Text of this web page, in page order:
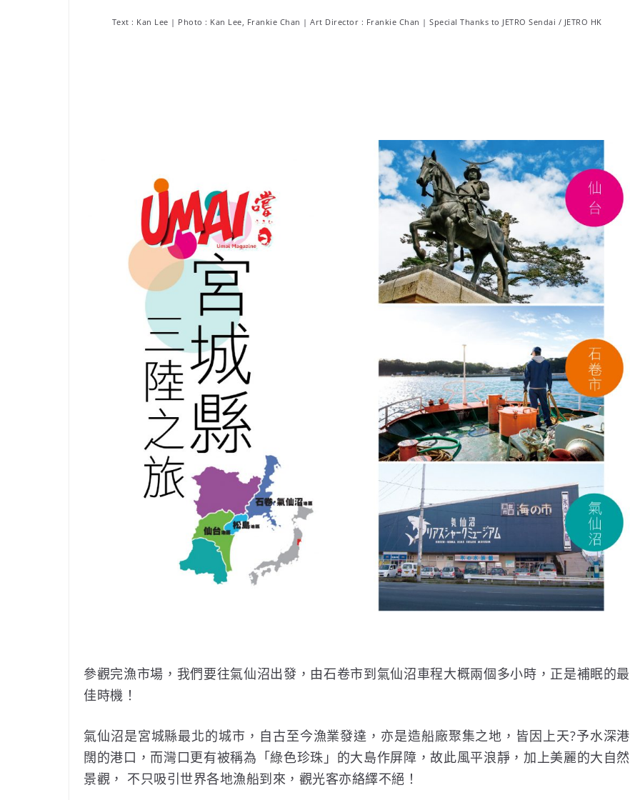
Text : Kan Lee | Photo : Kan Lee, Frankie Chan | Art Director : Frankie Chan | Special Thanks to JETRO Sendai / JETRO HK
參觀完漁市場，我們要往氣仙沼出發，由石卷市到氣仙沼車程大概兩個多小時，正是補眠的最
佳時機！
氣仙沼是宮城縣最北的城市，自古至今漁業發達，亦是造船廠聚集之地，皆因上天?予水深港
闊的港口，而灣口更有被稱為「綠色珍珠」的大島作屏障，故此風平浪靜，加上美麗的大自然
景觀， 不只吸引世界各地漁船到來，觀光客亦絡繹不絕！